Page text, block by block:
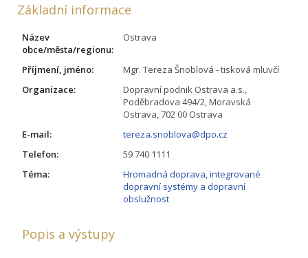
Základní informace
Název
obce/města/regionu:
Ostrava
Příjmení, jméno:
Mgr. Tereza Šnoblová - tisková mluvčí
Organizace:
Dopravní podnik Ostrava a.s.,
Poděbradova 494/2, Moravská
Ostrava, 702 00 Ostrava
E-mail:
tereza.snoblova@dpo.cz
Telefon:
59 740 1111
Téma:
Hromadná doprava, integrované
dopravní systémy a dopravní
obslužnost
Popis a výstupy